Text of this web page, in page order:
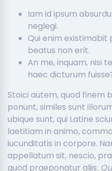
Iam id ipsum
neglegi.
Qui enim existimabit
beatus non erit.
An me, inquam, nisi
haec dicturum
Stoici autem, quod finem
ponunt, similes sunt
ubique sunt, qui Latine
laetitiam in animo,
iucunditatis in corpore.
appellatum sit, nescio,
quod praeponatur aliis.